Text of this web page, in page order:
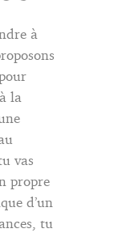
à
la
vas
propre
d’un
tu